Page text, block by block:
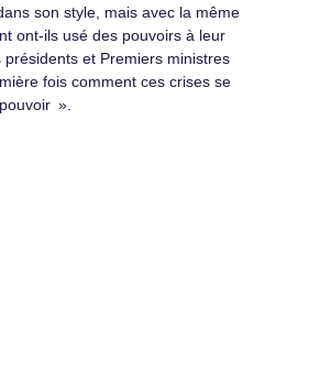
son style, mais avec la même
ont-ils usé des pouvoirs à leur
et Premiers ministres
fois comment ces crises se
».